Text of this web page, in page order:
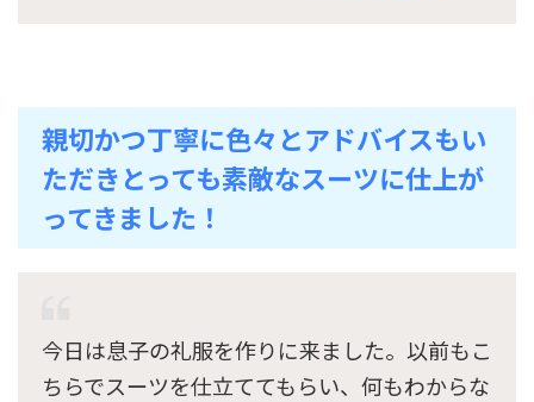
親切かつ丁寧に色々とアドバイスもい
ただきとっても素敵なスーツに仕上が
ってきました！
今日は息子の礼服を作りに来ました。以前もこ
ちらでスーツを仕立ててもらい、何もわからな